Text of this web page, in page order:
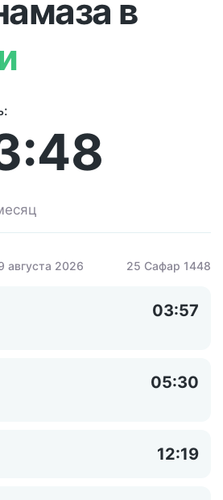
в
августа 2026 25 Сафар 1448
03:57
05:30
12:19